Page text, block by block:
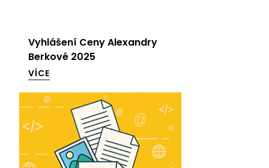
Vyhlášení Ceny Alexandry
Berkové 2025
VÍCE